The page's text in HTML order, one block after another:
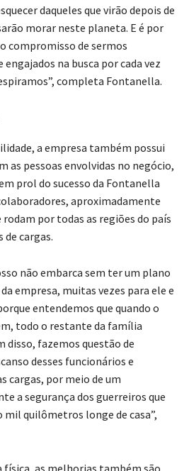
daqueles que virão depois de
morar neste planeta. E é por
compromisso de sermos
na busca por cada vez
completa Fontanella.
a empresa também possui
as pessoas envolvidas no negócio,
prol do sucesso da Fontanella
aproximadamente
por todas as regiões do país
cargas.
não embarca sem ter um plano
empresa, muitas vezes para ele e
entendemos que quando o
todo o restante da família
disso, fazemos questão de
desses funcionários e
cargas, por meio de um
a segurança dos guerreiros que
quilômetros longe de casa”,
as melhorias também são